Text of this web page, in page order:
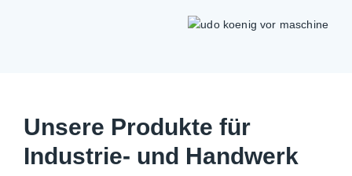
Unsere Produkte für
Industrie- und Handwerk